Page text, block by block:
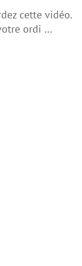
cette vidéo.
ordi …